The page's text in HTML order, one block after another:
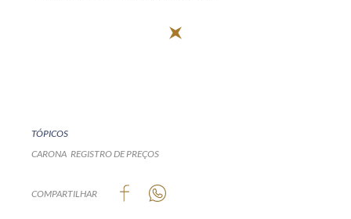
TÓPICOS
CARONA REGISTRO DE PREÇOS
COMPARTILHAR